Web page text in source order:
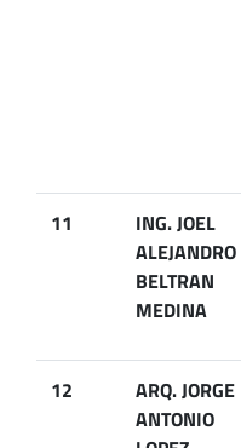
11
ING. JOEL
ALEJANDRO
BELTRAN
MEDINA
12
ARQ. JORGE
ANTONIO